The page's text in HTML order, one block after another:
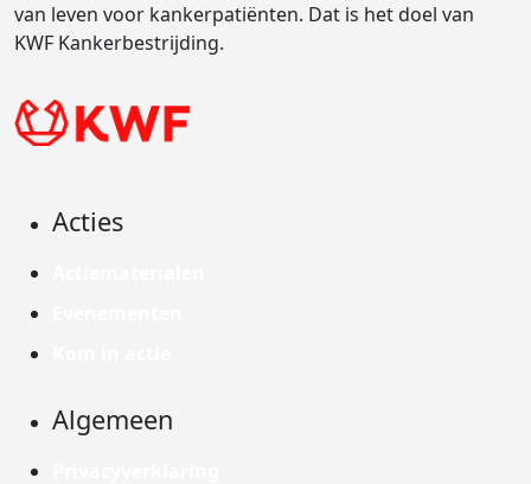
van leven voor kankerpatiënten. Dat is het doel van
KWF Kankerbestrijding.
Acties
Algemeen